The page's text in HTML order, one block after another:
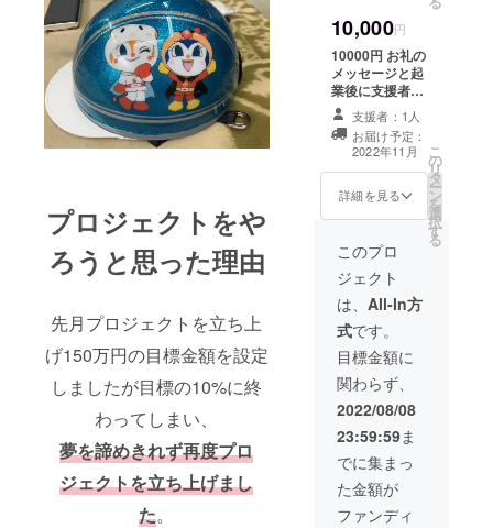
プロジェクトをや
ろうと思った理由
先月プロジェクトを立ち上
げ150万円の目標金額を設定
しましたが目標の10%に終
わってしまい、
夢を諦めきれず再度プロ
ジェクトを立ち上げまし
た。
り5000円の値引
びインスタグラ
ム支援者リスト
掲載期間は2年間
とさせて頂きま
す。 「※支援
時、必ず備考欄
に掲載を希望さ
れるお名前をご
記入くださ
い。」
10,000円
10000円 お礼の
メッセージと起
業後に支援者リ
スト(ポスター及
びインスタグラ
ム支援者リスト)
にお名前を掲載
とお客様のバイ
クの塗装を支援
す。 ※塗装費よ
り10000円の値
引き。 ポスター
及びインスタグ
ラム支援者リス
ト掲載期間は2年
間とさせて頂き
ます。 「※支援
時、必ず備考欄
に掲載を希望さ
記入くださ
い。」
支援者：1人
お届け予定：
2022年11月
詳細を見る
こ
の
リ
タ
ー
ン
を
選
択
す
る
このプロ
ジェクト
は、 All-In方
式です。
目標金額に
関わらず、
2022/08/08
23:59:59ま
でに集まっ
た金額が
ファンディ